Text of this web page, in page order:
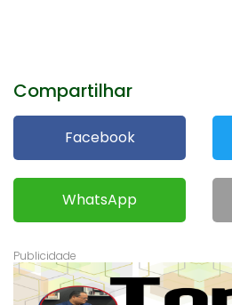
Compartilhar
Facebook
WhatsApp